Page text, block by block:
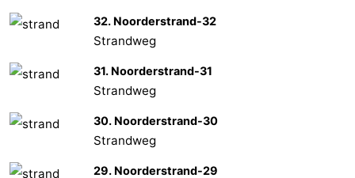
32. Noorderstrand-32
Strandweg
31. Noorderstrand-31
Strandweg
30. Noorderstrand-30
Strandweg
29. Noorderstrand-29